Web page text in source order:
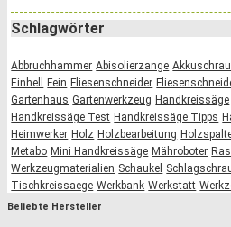
Schlagwörter
Abbruchhammer Abisolierzange
Einhell
Fein Fliesenschneider
Gartenhaus Gartenwerkzeug Handkreissäge
Handkreissäge Test Handkreissäge Tipps
Heimwerker Holz Holzbearbeitung
Metabo Mini Handkreissäge Mähroboter
Werkzeugmaterialien Schaukel
Tischkreissaege Werkbank Werkstatt
Beliebte Hersteller